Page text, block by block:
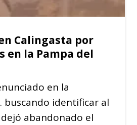
Calingasta por
en la Pampa del
en la
buscando identificar al
abandonado el